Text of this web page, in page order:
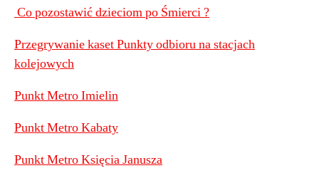
Co pozostawić dzieciom po Śmierci ?
Przegrywanie kaset Punkty odbioru na stacjach
kolejowych
Punkt Metro Imielin
Punkt Metro Kabaty
Punkt Metro Księcia Janusza